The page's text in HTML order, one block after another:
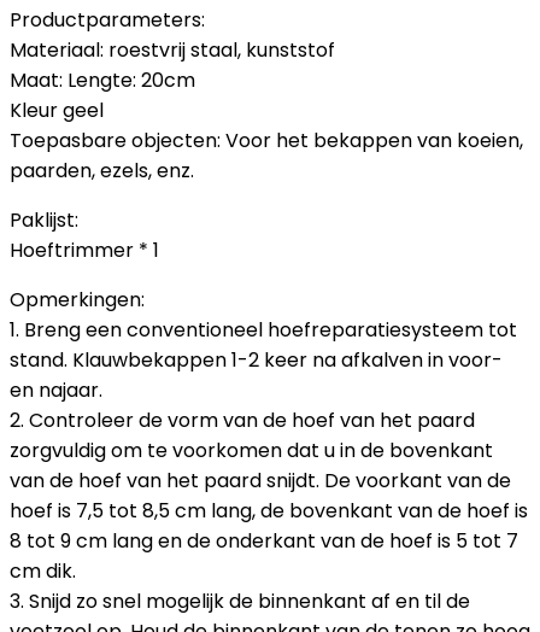
Productparameters:
Materiaal: roestvrij staal, kunststof
Maat: Lengte: 20cm
Kleur geel
Toepasbare objecten: Voor het bekappen van koeien,
paarden, ezels, enz.
Paklijst:
Hoeftrimmer * 1
Opmerkingen:
1. Breng een conventioneel hoefreparatiesysteem tot
stand. Klauwbekappen 1-2 keer na afkalven in voor-
en najaar.
2. Controleer de vorm van de hoef van het paard
zorgvuldig om te voorkomen dat u in de bovenkant
van de hoef van het paard snijdt. De voorkant van de
hoef is 7,5 tot 8,5 cm lang, de bovenkant van de hoef is
8 tot 9 cm lang en de onderkant van de hoef is 5 tot 7
cm dik.
3. Snijd zo snel mogelijk de binnenkant af en til de